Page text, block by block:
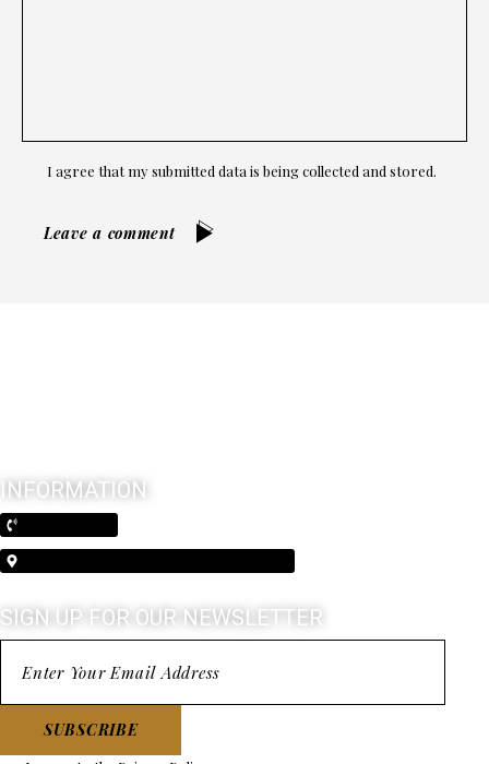
I agree that my submitted data is being collected and stored.
Leave a comment
INFORMATION
SIGN UP FOR OUR NEWSLETTER
SUBSCRIBE